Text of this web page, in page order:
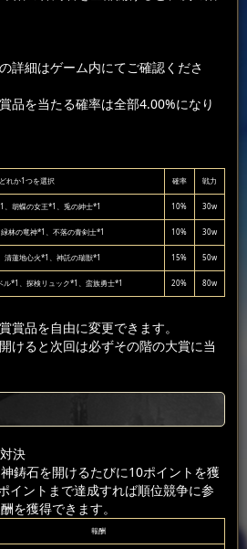
詳細はゲーム内にてご確認くださ
品を当たる確率は全部4.00%になり
どれか1つを選択 確率 戦力
、胡蝶の女王*1、兎の紳士*1 10% 30w
林の竜神*1、不落の青剣士*1 10% 30w
清蓮地心火*1、神託の瑞獣*1 15% 50w
ル*1、探検リュック*1、蛮族勇士*1 20% 80w
品を自由に変更できます。
けると次回は必ずその階の大賞に当
決
鋳石を開けるたびに10ポイントを獲
イントまで達成すれば順位競争に参
を獲得できます。
報酬